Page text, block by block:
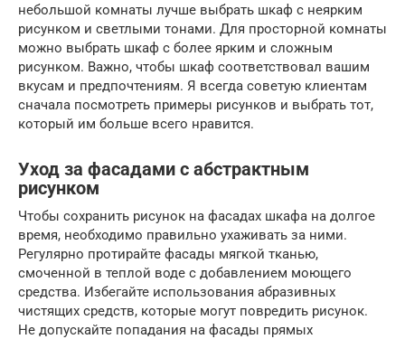
небольшой комнаты лучше выбрать шкаф с неярким
рисунком и светлыми тонами. Для просторной комнаты
можно выбрать шкаф с более ярким и сложным
рисунком. Важно, чтобы шкаф соответствовал вашим
вкусам и предпочтениям. Я всегда советую клиентам
сначала посмотреть примеры рисунков и выбрать тот,
который им больше всего нравится.
Уход за фасадами с абстрактным
рисунком
Чтобы сохранить рисунок на фасадах шкафа на долгое
время, необходимо правильно ухаживать за ними.
Регулярно протирайте фасады мягкой тканью,
смоченной в теплой воде с добавлением моющего
средства. Избегайте использования абразивных
чистящих средств, которые могут повредить рисунок.
Не допускайте попадания на фасады прямых